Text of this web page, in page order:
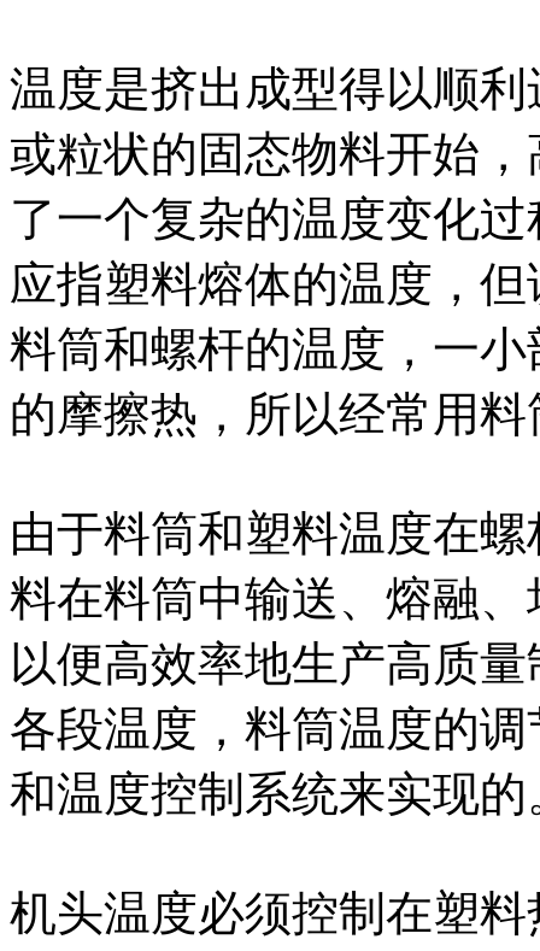
温度是挤出成型得以顺
或粒状的固态物料开始
了一个复杂的温度变化
应指塑料熔体的温度，
料筒和螺杆的温度，一
的摩擦热，所以经常用
由于料筒和塑料温度在
料在料筒中输送、熔融
以便高效率地生产高质
各段温度，料筒温度的
和温度控制系统来实现的
机头温度必须控制在塑